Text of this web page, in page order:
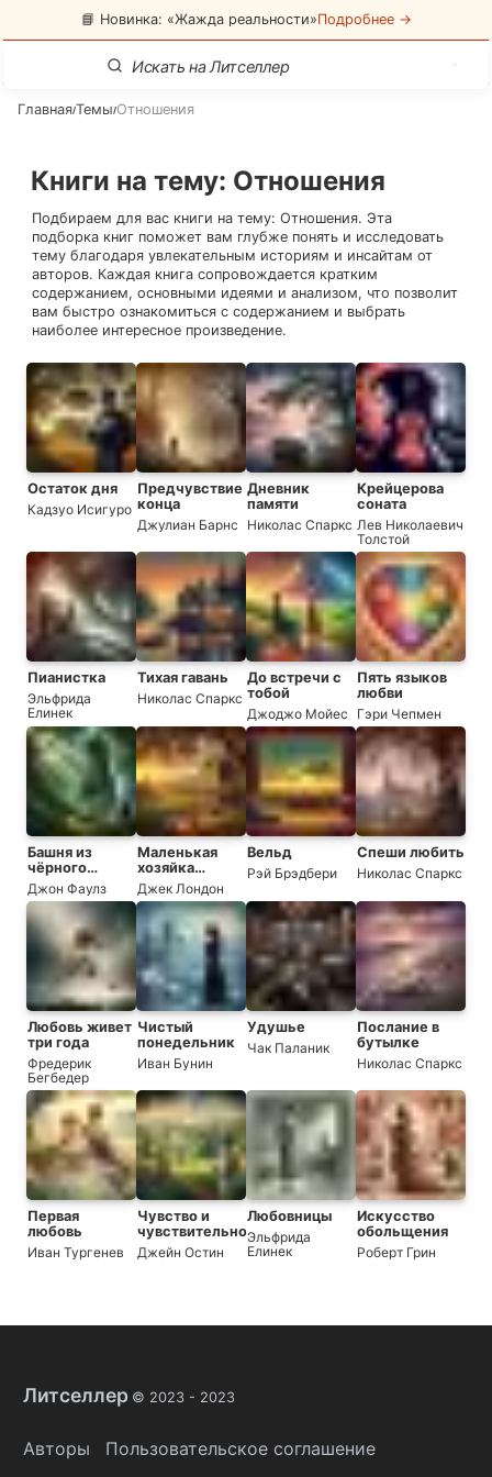
📘 Новинка: «Жажда реальности»Подробнее →
Главная/Темы/Отношения
Книги на тему: Отношения
Подбираем для вас книги на тему: Отношения. Эта
подборка книг поможет вам глубже понять и исследовать
тему благодаря увлекательным историям и инсайтам от
авторов. Каждая книга сопровождается кратким
содержанием, основными идеями и анализом, что позволит
вам быстро ознакомиться с содержанием и выбрать
наиболее интересное произведение.
Остаток дня
Кадзуо Исигуро
Предчувствие
конца
Джулиан Барнс
Дневник
памяти
Николас Спаркс
Крейцерова
соната
Лев Николаевич
Толстой
Пианистка
Эльфрида
Елинек
Тихая гавань
Николас Спаркс
До встречи с
тобой
Джоджо Мойес
Пять языков
любви
Гэри Чепмен
Башня из
чёрного
дерева
Джон Фаулз
Маленькая
хозяйка
большого
дома
Джек Лондон
Вельд
Рэй Брэдбери
Спеши любить
Николас Спаркс
Любовь живет
три года
Фредерик
Бегбедер
Чистый
понедельник
Иван Бунин
Удушье
Чак Паланик
Послание в
бутылке
Николас Спаркс
Первая
любовь
Иван Тургенев
Чувство и
чувствительность
Джейн Остин
Любовницы
Эльфрида
Елинек
Искусство
обольщения
Роберт Грин
Литселлер © 2023 - 2023
Авторы Пользовательское соглашение